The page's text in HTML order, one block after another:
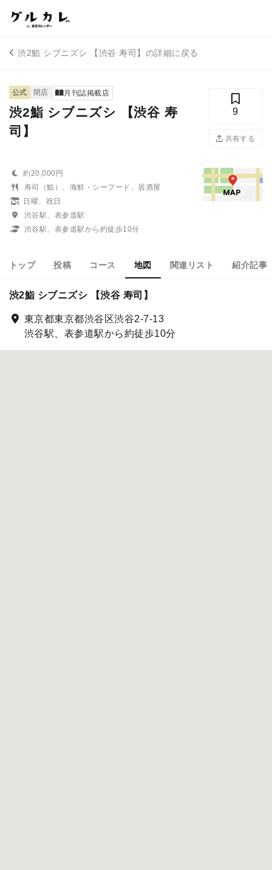
渋2鮨 シブニズシ 【渋谷 寿司】の詳細に戻る
公式 閉店 月刊誌掲載店
渋2鮨 シブニズシ 【渋谷 寿
司】
9
共有する
約20,000円
寿司（鮨）、海鮮・シーフード、居酒屋
日曜、祝日
渋谷駅、表参道駅
渋谷駅、表参道駅から約徒歩10分
トップ 投稿 コース 地図 関連リスト 紹介記事
渋2鮨 シブニズシ 【渋谷 寿司】
東京都東京都渋谷区渋谷2-7-13
渋谷駅、表参道駅から約徒歩10分